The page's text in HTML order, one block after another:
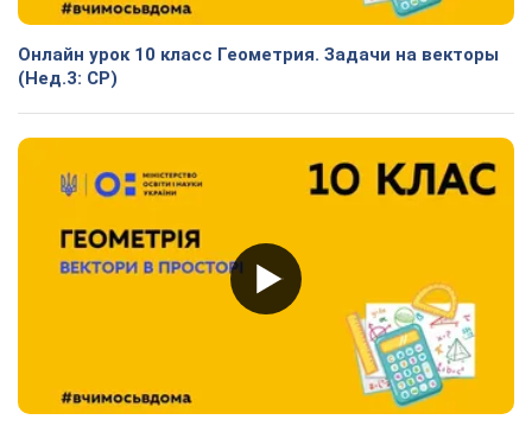
Онлайн урок 10 класс Геометрия. Задачи на векторы
(Нед.3: СР)